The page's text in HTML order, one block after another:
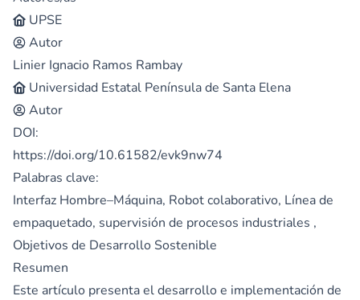
UPSE
Autor
Linier Ignacio Ramos Rambay
Universidad Estatal Península de Santa Elena
Autor
DOI:
https://doi.org/10.61582/evk9nw74
Palabras clave:
Interfaz Hombre–Máquina, Robot colaborativo, Línea de
empaquetado, supervisión de procesos industriales ,
Objetivos de Desarrollo Sostenible
Resumen
Este artículo presenta el desarrollo e implementación de